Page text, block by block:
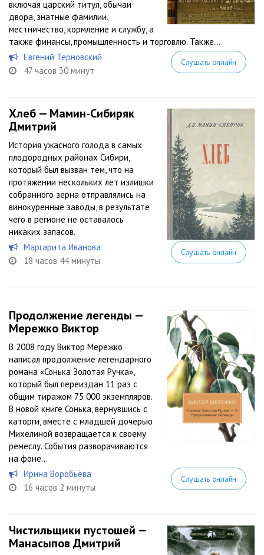
включая царский титул, обычаи
двора, знатные фамилии,
местничество, кормление и службу, а
также финансы, промышленность и торговлю. Также...
Евгений Терновский
47 часов 30 минут
Слушать онлайн
Хлеб — Мамин-Сибиряк
Дмитрий
История ужасного голода в самых
плодородных районах Сибири,
который был вызван тем, что на
протяжении нескольких лет излишки
собранного зерна отправлялись на
винокуренные заводы, в результате
чего в регионе не оставалось
никаких запасов.
Маргарита Иванова
18 часов 44 минуты
Слушать онлайн
Продолжение легенды —
Мережко Виктор
В 2008 году Виктор Мережко
написал продолжение легендарного
романа «Сонька Золотая Ручка»,
который был переиздан 11 раз с
общим тиражом 75 000 экземпляров.
В новой книге Сонька, вернувшись с
каторги, вместе с младшей дочерью
Михелиной возвращается к своему
ремеслу. События разворачиваются
на фоне...
Ирина Воробьёва
16 часов 2 минуты
Слушать онлайн
Чистильщики пустошей —
Манасыпов Дмитрий